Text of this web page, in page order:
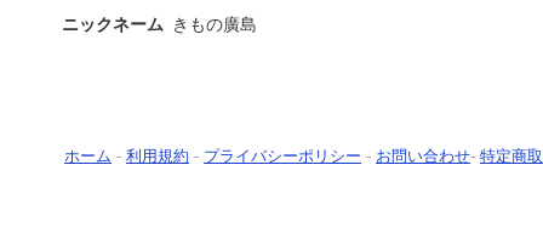
ニックネーム きもの廣島
ホーム - 利用規約 - プライバシーポリシー - お問い合わせ- 特定商